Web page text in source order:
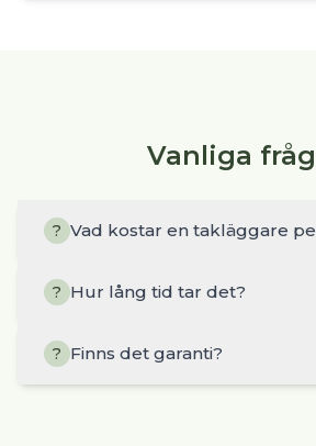
Vanliga
? Vad kostar en takläggare
? Hur lång tid tar det?
? Finns det garanti?